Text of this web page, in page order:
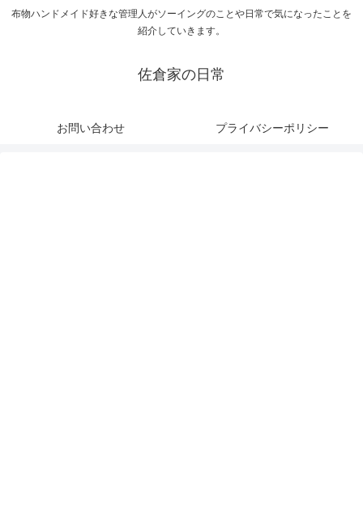
布物ハンドメイド好きな管理人がソーイングのことや日常で気になったことを
紹介していきます。
佐倉家の日常
お問い合わせ プライバシーポリシー